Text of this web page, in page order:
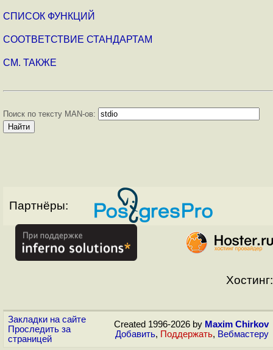
СПИСОК ФУНКЦИЙ
СООТВЕТСТВИЕ СТАНДАРТАМ
СМ. ТАКЖЕ
Поиск по тексту MAN-ов:
Партнёры:
Хостинг:
Закладки на сайте
Проследить за
страницей
Created 1996-2026 by Maxim Chirkov
Добавить, Поддержать, Вебмастеру